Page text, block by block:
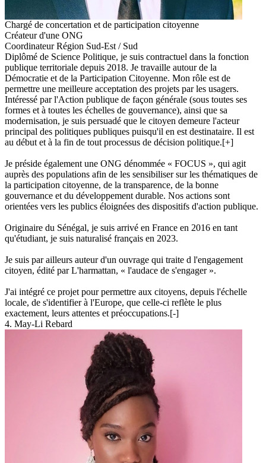
Chargé de concertation et de participation citoyenne
Créateur d'une ONG
Coordinateur Région Sud-Est / Sud
Diplômé de Science Politique, je suis contractuel dans la fonction
publique territoriale depuis 2018. Je travaille autour de la
Démocratie et de la Participation Citoyenne. Mon rôle est de
permettre une meilleure acceptation des projets par les usagers.
Intéressé par l'Action publique de façon générale (sous toutes ses
formes et à toutes les échelles de gouvernance), ainsi que sa
modernisation, je suis persuadé que le citoyen demeure l'acteur
principal des politiques publiques puisqu'il en est destinataire. Il est
au début et à la fin de tout processus de décision politique.[+]
Je préside également une ONG dénommée « FOCUS », qui agit
auprès des populations afin de les sensibiliser sur les thématiques de
la participation citoyenne, de la transparence, de la bonne
gouvernance et du développement durable. Nos actions sont
orientées vers les publics éloignées des dispositifs d'action publique.
Originaire du Sénégal, je suis arrivé en France en 2016 en tant
qu'étudiant, je suis naturalisé français en 2023.
Je suis par ailleurs auteur d'un ouvrage qui traite d l'engagement
citoyen, édité par L'harmattan, « l'audace de s'engager ».
J'ai intégré ce projet pour permettre aux citoyens, depuis l'échelle
locale, de s'identifier à l'Europe, que celle-ci reflète le plus
exactement, leurs attentes et préoccupations.[-]
4. May-Li Rebard